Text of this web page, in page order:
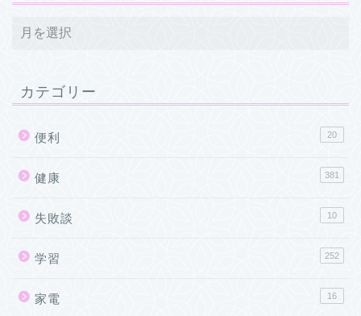
カテゴリー
便利 20
健康 381
失敗談 10
学習 252
家電 16